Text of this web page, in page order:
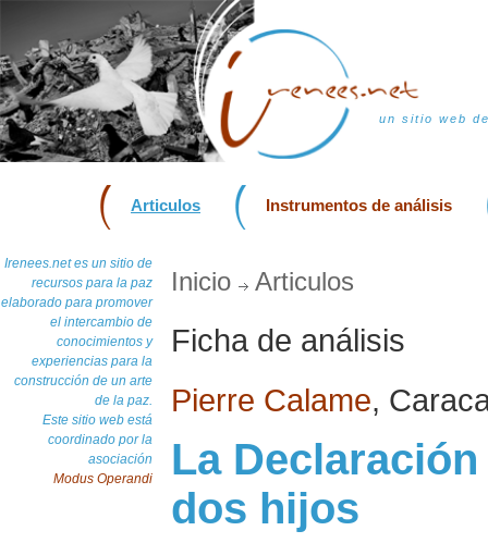
un sitio web
Articulos Instrumentos de análisis
Irenees.net es un sitio de
recursos para la paz
elaborado para promover
el intercambio de
conocimientos y
experiencias para la
construcción de un arte
de la paz.
Este sitio web está
coordinado por la
asociación
Modus Operandi
Inicio Articulos
Ficha de análisis
Pierre Calame,
La
dos hijos